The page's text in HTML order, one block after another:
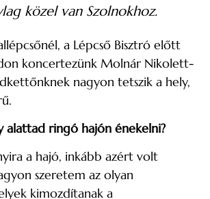
közel van Szolnokhoz.
a Lépcső Bisztró előtt
koncertezünk Molnár Nikolett-
nagyon tetszik a hely,
alattad ringó hajón énekelni?
a hajó, inkább azért volt
szeretem az olyan
kimozdítanak a